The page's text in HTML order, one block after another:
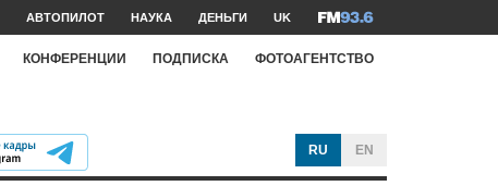
АВТОПИЛОТ НАУКА ДЕНЬГИ UK
КОНФЕРЕНЦИИ ПОДПИСКА ФОТОАГЕНТСТВО
RU EN